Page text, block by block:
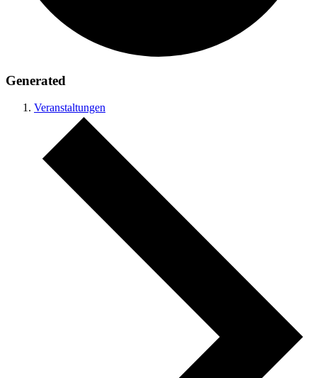
Generated
Veranstaltungen